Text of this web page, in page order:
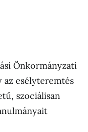
Önkormányzati
esélyteremtés
szociálisan